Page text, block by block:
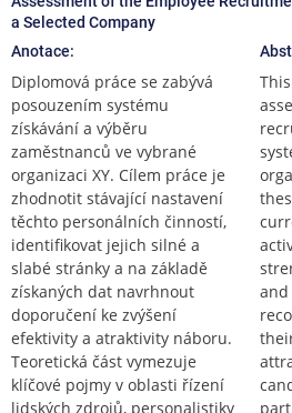
a Selected Company
Anotace:
Diplomová práce se zabývá
posouzením systému
získávání a výběru
zaměstnanců ve vybrané
organizaci XY. Cílem práce je
zhodnotit stávající nastavení
těchto personálních činností,
identifikovat jejich silné a
slabé stránky a na základě
získaných dat navrhnout
doporučení ke zvýšení
efektivity a atraktivity náboru.
Teoretická část vymezuje
klíčové pojmy v oblasti řízení
lidských zdrojů, personalistiky
and